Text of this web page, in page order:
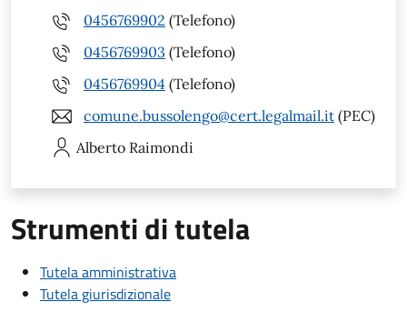
0456769902 (Telefono)
0456769903 (Telefono)
0456769904 (Telefono)
comune.bussolengo@cert.legalmail.it (PEC)
Alberto Raimondi
Strumenti di tutela
Tutela amministrativa
Tutela giurisdizionale